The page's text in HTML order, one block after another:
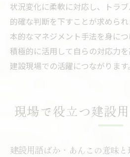
状況変化に柔軟に対応し、トラ
的確な判断を下すことが求めら
本的なマネジメント手法を身に
積極的に活用して自らの対応力
建設現場での活躍につながります。
現場で役立つ建設
建設用語ばか・あんこの意味